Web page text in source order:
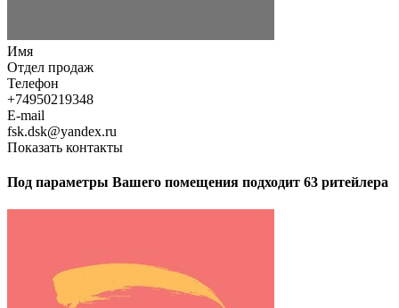
Имя
Отдел продаж
Телефон
+74950219348
E-mail
fsk.dsk@yandex.ru
Показать контакты
Под параметры Вашего помещения подходит 63 ритейлера